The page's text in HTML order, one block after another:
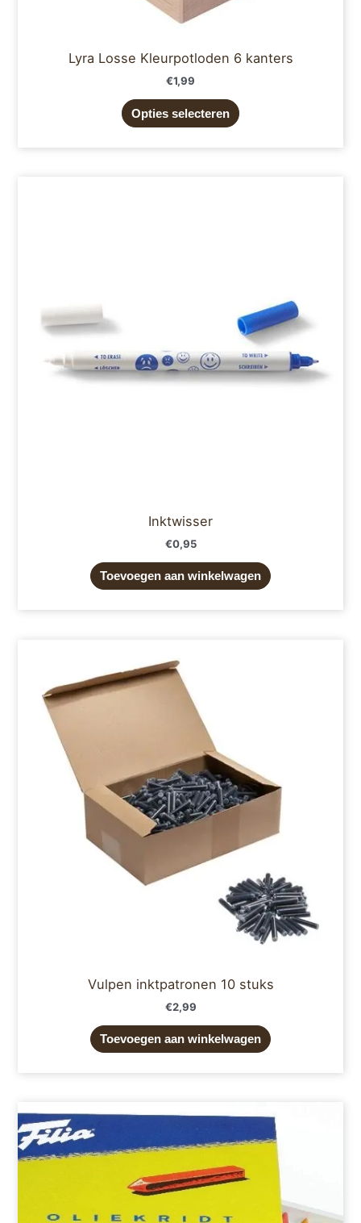
Lyra Losse Kleurpotloden 6 kanters
€1,99
Opties selecteren
Inktwisser
€0,95
Toevoegen aan winkelwagen
Vulpen inktpatronen 10 stuks
€2,99
Toevoegen aan winkelwagen